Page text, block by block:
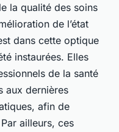
la qualité des soins
de l’état
dans cette optique
instaurées. Elles
de la santé
aux dernières
afin de
ailleurs, ces